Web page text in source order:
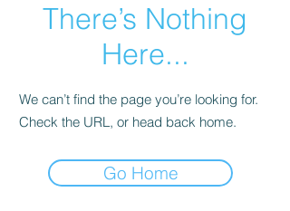
There’s Nothing
Here...
We can’t find the page you’re looking for.
Check the URL, or head back home.
Go Home